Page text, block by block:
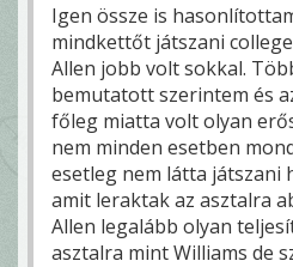
Igen össze is
mindkettőt játszani
Allen jobb volt sokkal.
bemutatott szerintem és
főleg miatta volt olyan
nem minden esetben
esetleg nem látta játszani
amit leraktak az asztalra
Allen legalább olyan
asztalra mint Williams de